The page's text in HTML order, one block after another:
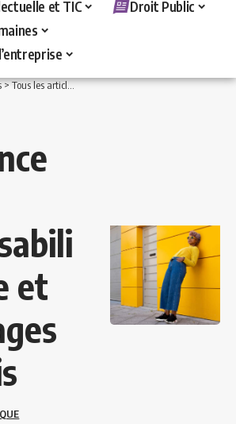
et TIC
Droit Public
>Tous les articles >Immobilier>Assurances>
et